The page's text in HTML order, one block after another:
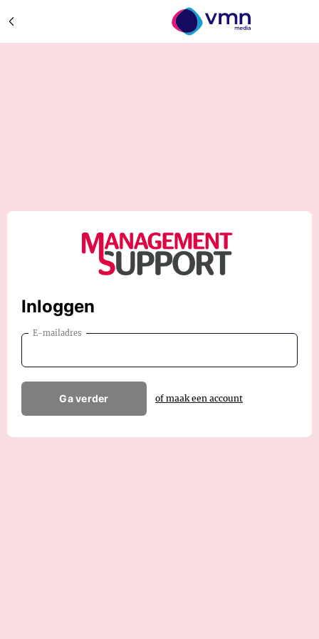
Inloggen
E-mailadres
Ga verder of maak een account